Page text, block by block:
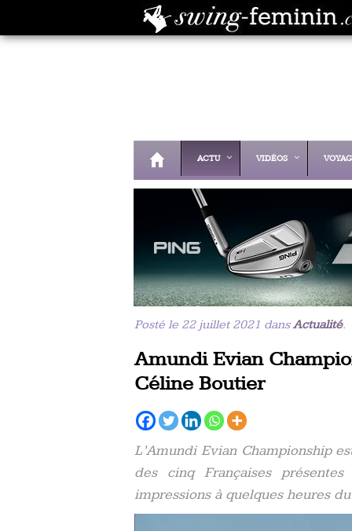
ACTU VIDÉOS
Posté le 22 juillet 2021 dansActualité.
Amundi Evian
Céline Boutier
L’Amundi Evian Championship
des cinq Françaises
impressions à quelques heures